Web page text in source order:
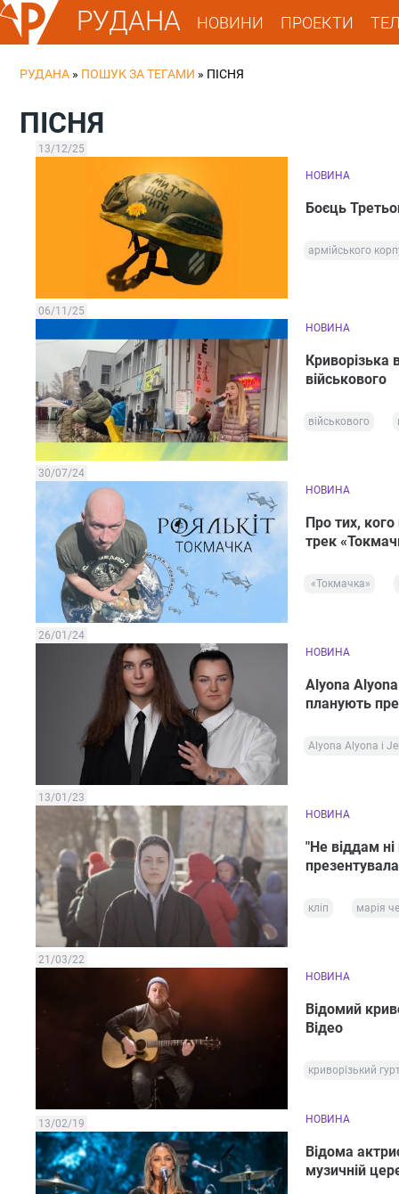
РУДАНА НОВИНИ ПРОЕКТИ
РУДАНА » ПОШУК ЗА ТЕГАМИ » ПІСНЯ
ПІСНЯ
13/12/25
НОВИНА
Боєць
армійського
06/11/25
НОВИНА
Криворізька
військового
військового
30/07/24
НОВИНА
Про тих,
трек
«Токмачка»
26/01/24
НОВИНА
Alyona Alyona
планують
Alyona Alyona і
13/01/23
НОВИНА
"Не віддам ні
кліп марія
21/03/22
НОВИНА
Відомий
Відео
криворізький
13/02/19 НОВИНА
Відома
музичній